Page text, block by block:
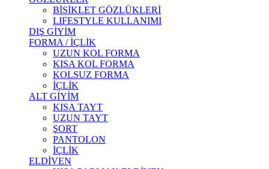
BİSİKLET GÖZLÜKLERİ
LIFESTYLE KULLANIMI
DIŞ GİYİM
FORMA / İÇLİK
UZUN KOL FORMA
KISA KOL FORMA
KOLSUZ FORMA
İÇLİK
ALT GİYİM
KISA TAYT
UZUN TAYT
ŞORT
PANTOLON
İÇLİK
ELDİVEN